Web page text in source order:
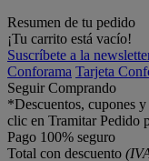
Resumen de tu pedido
¡Tu carrito está vacío!
Suscríbete a la
Conforama Tarjeta
Seguir Comprando
*Descuentos, cupones
clic en Tramitar Pedido
Pago 100% seguro
Total con descuento